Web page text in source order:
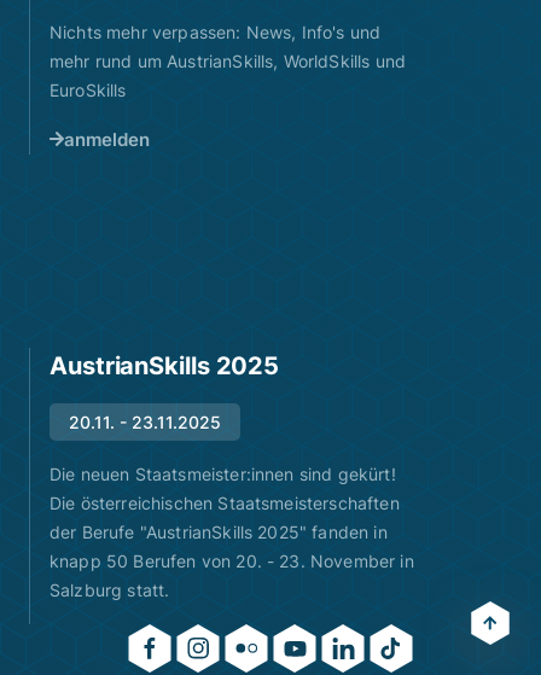
Nichts mehr verpassen: News, Info's und
mehr rund um AustrianSkills, WorldSkills und
EuroSkills
anmelden
AustrianSkills 2025
20.11. - 23.11.2025
Die neuen Staatsmeister:innen sind gekürt!
Die österreichischen Staatsmeisterschaften
der Berufe "AustrianSkills 2025" fanden in
knapp 50 Berufen von 20. - 23. November in
Salzburg statt.